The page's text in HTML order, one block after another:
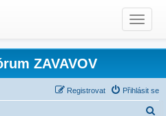
T
o
g
l
e
n
ZAVAVOV
Přihlásit se
Registrovat